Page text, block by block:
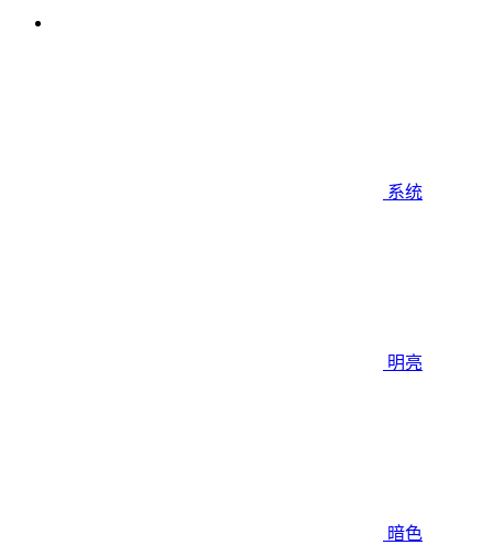
系统
明亮
暗色